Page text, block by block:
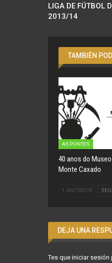
LIGA DE FÚTBOL
2013/14
TAMBIÉN
AS PONTES
40 anos do
Monte Caxado
ANTERIOR
DEJA UNA
Tes que iniciar sesión